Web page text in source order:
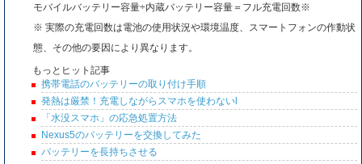
モバイルバッテリー容量÷内蔵バッテリー容量＝フル充電回数※
※ 実際の充電回数は電池の使用状況や環境温度、スマートフォンの作動状
態、その他の要因により異なります。
もっとヒット記事
携帯電話のバッテリーの取り付け手順
発熱は厳禁！充電しながらスマホを使わないl
「水没スマホ」の応急処置方法
Nexus5のバッテリーを交換してみた
バッテリーを長持ちさせる